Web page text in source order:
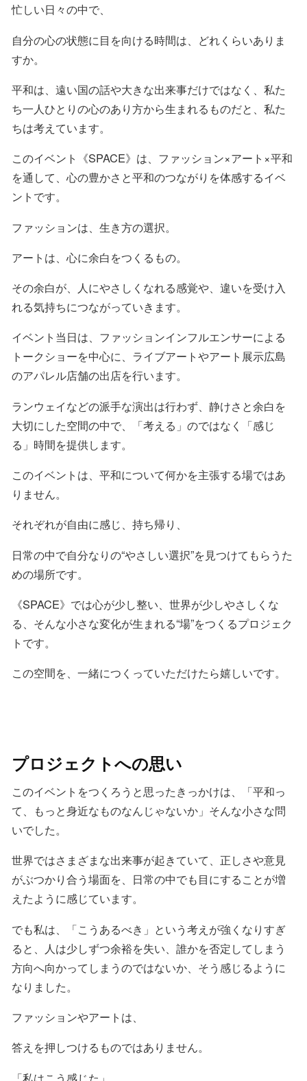
忙しい日々の中で、
自分の心の状態に目を向ける時間は、どれくらいありま
すか。
平和は、遠い国の話や大きな出来事だけではなく、私た
ち一人ひとりの心のあり方から生まれるものだと、私た
ちは考えています。
このイベント《SPACE》は、ファッション×アート×平和
を通して、心の豊かさと平和のつながりを体感するイベ
ントです。
ファッションは、生き方の選択。
アートは、心に余白をつくるもの。
その余白が、人にやさしくなれる感覚や、違いを受け入
れる気持ちにつながっていきます。
イベント当日は、ファッションインフルエンサーによる
トークショーを中心に、ライブアートやアート展示広島
のアパレル店舗の出店を行います。
ランウェイなどの派手な演出は行わず、静けさと余白を
大切にした空間の中で、「考える」のではなく「感じ
る」時間を提供します。
このイベントは、平和について何かを主張する場ではあ
りません。
それぞれが自由に感じ、持ち帰り、
日常の中で自分なりの“やさしい選択”を見つけてもらうた
めの場所です。
《SPACE》では心が少し整い、世界が少しやさしくな
る、そんな小さな変化が生まれる“場”をつくるプロジェク
トです。
この空間を、一緒につくっていただけたら嬉しいです。
プロジェクトへの思い
このイベントをつくろうと思ったきっかけは、「平和っ
て、もっと身近なものなんじゃないか」そんな小さな問
いでした。
世界ではさまざまな出来事が起きていて、正しさや意見
がぶつかり合う場面を、日常の中でも目にすることが増
えたように感じています。
でも私は、「こうあるべき」という考えが強くなりすぎ
ると、人は少しずつ余裕を失い、誰かを否定してしまう
方向へ向かってしまうのではないか、そう感じるように
なりました。
ファッションやアートは、
答えを押しつけるものではありません。
「私はこう感じた」